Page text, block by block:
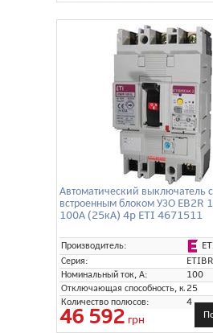
Автоматический выключатель
встроенным блоком УЗО EB2R
100А (25кА) 4p ETI 4671511
Производитель:
Серия:
Номинальный ток, А:
100
Отключающая способность, кА:25
Количество полюсов:
4
46 592 грн